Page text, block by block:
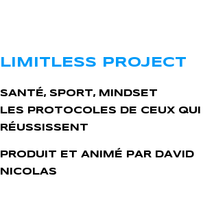
LIMITLESS PROJECT
SANTÉ, SPORT, MINDSET
LES PROTOCOLES DE CEUX QUI
RÉUSSISSENT
PRODUIT ET ANIMÉ PAR DAVID
NICOLAS